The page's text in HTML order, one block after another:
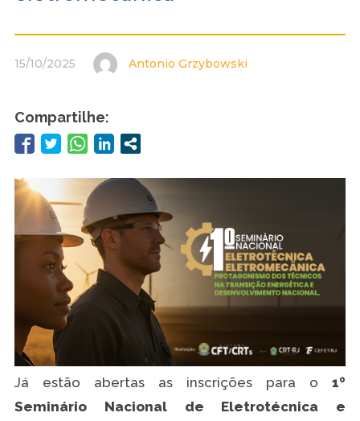
15/10/2025 Antonio Grzybowski
Compartilhe:
Já estão abertas as inscrições para o1º
Seminário Nacional de Eletrotécnica e